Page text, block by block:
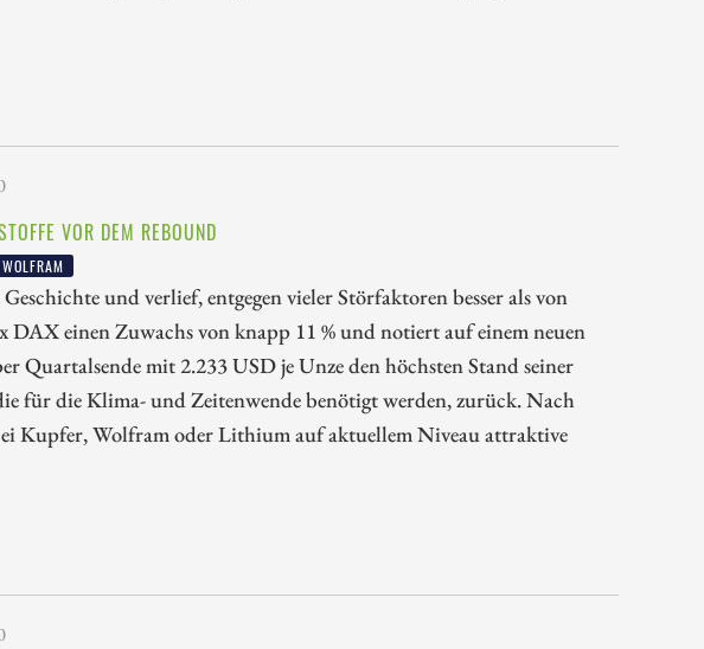
VOR DEM REBOUND
WOLFRAM
und verlief, entgegen vieler Störfaktoren besser als von
DAX einen Zuwachs von knapp 11 % und notiert auf einem neuen
Quartalsende mit 2.233 USD je Unze den höchsten Stand seiner
für die Klima- und Zeitenwende benötigt werden, zurück. Nach
Kupfer, Wolfram oder Lithium auf aktuellem Niveau attraktive